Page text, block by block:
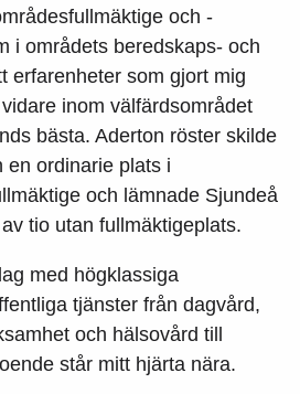
och -
i områdets beredskaps- och
erfarenheter som gjort mig
inom välfärdsområdet
bästa. Aderton röster skilde
en ordinarie plats i
och lämnade Sjundeå
tio utan fullmäktigeplats.
med högklassiga
tjänster från dagvård,
och hälsovård till
står mitt hjärta nära.